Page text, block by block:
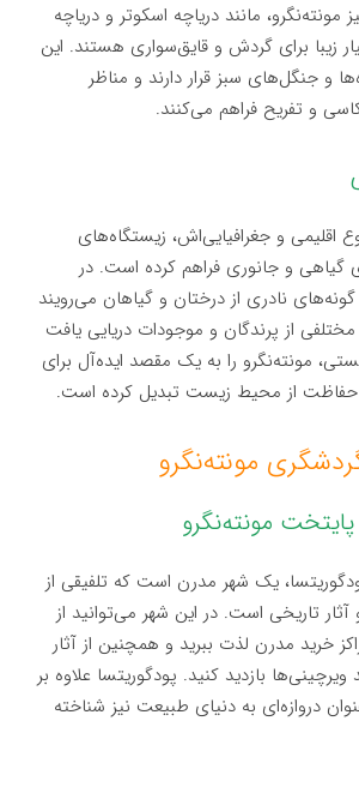
مانند دریاچه اسکوتر و دریاچه
زیبا برای گردش و قایق‌سواری هستند. این
و جنگل‌های سبز قرار دارند و مناظر
و تفریح فراهم می‌کنند.
اقلیمی و جغرافیایی‌اش، زیستگاه‌های
گیاهی و جانوری فراهم کرده است. در
نادری از درختان و گیاهان می‌رویند
از پرندگان و موجودات دریایی یافت
مونته‌نگرو را به یک مقصد ایده‌آل برای
از محیط زیست تبدیل کرده است.
یک شهر مدرن است که تلفیقی از
تاریخی است. در این شهر می‌توانید از
خرید مدرن لذت ببرید و همچنین از آثار
بازدید کنید. پودگوریتسا علاوه بر
دروازه‌ای به دنیای طبیعت نیز شناخته